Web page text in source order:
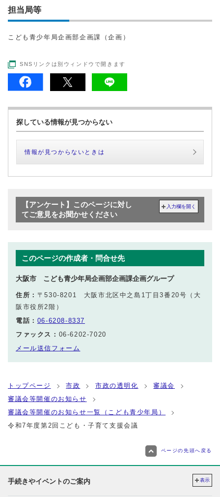
担当局等
こども青少年局企画部企画課（企画）
SNSリンクは別ウィンドウで開きます
探している情報が見つからない
情報が見つからないときは
【アンケート】このページに対し
てご意見をお聞かせください
入力欄を開く
このページの作成者・問合せ先
大阪市 こども青少年局企画部企画課企画グループ
住所： 〒530-8201 大阪市北区中之島1丁目3番20号（大
阪市役所2階）
電話： 06-6208-8337
ファックス： 06-6202-7020
メール送信フォーム
トップページ 市政 市政の透明化
審議会
審議会等開催のお知らせ
審議会等開催のお知らせ一覧（こども青少年局）
令和7年度第2回こども・子育て支援会議
ページの先頭へ戻る
手続きやイベントのご案内 表示